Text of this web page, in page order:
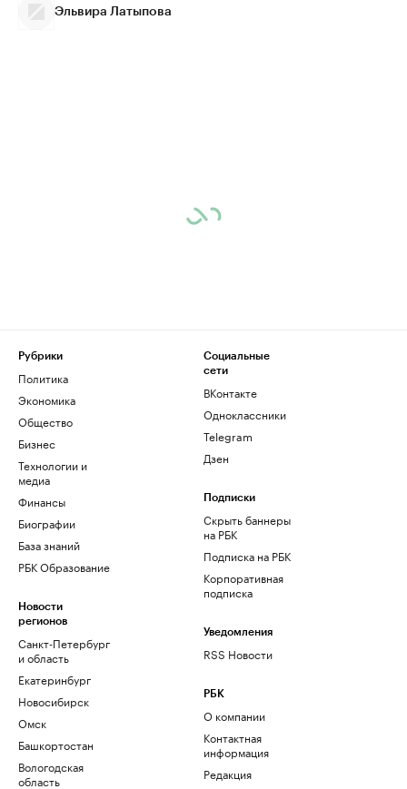
Эльвира Латыпова
Рубрики
Политика
Экономика
Общество
Бизнес
Технологии и
медиа
Финансы
Биографии
База знаний
РБК Образование
Новости
регионов
Санкт-Петербург
и область
Екатеринбург
Новосибирск
Омск
Башкортостан
Вологодская
область
Социальные
сети
ВКонтакте
Одноклассники
Telegram
Дзен
Подписки
Скрыть баннеры
на РБК
Подписка на РБК
Корпоративная
подписка
Уведомления
RSS Новости
РБК
О компании
Контактная
информация
Редакция